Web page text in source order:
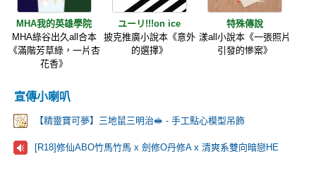
MHA我的英雄學院
MHA綠谷出久all合本
《滿階芳草綠，一片杏
花香》
ユーリ!!!on ice
披克推廣小說本《意外
的選擇》
特殊傳說
漾all小說本《一張照片
引發的慘案》
宣傳小喇叭
【精靈寶可夢】三地鼠三明治🥪 - 手工點心模型吊飾
[R18]修仙ABO竹馬竹馬 x 劍修O丹修A x 清爽系雙向暗戀HE